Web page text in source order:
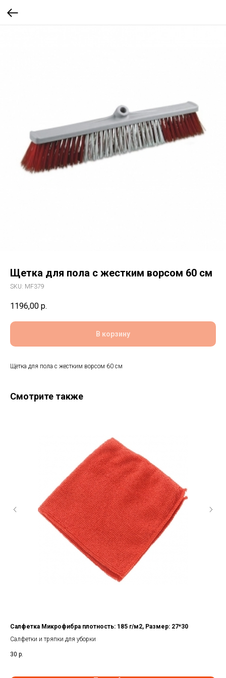
Щетка для пола с жестким ворсом 60 см
SKU: MF379
1196,00 р.
В корзину
Щетка для пола с жестким ворсом 60 см
Смотрите также
Салфетка Микрофибра плотность: 185 г/м2, Размер: 27*30
Салфетки и тряпки для уборки
30 р.